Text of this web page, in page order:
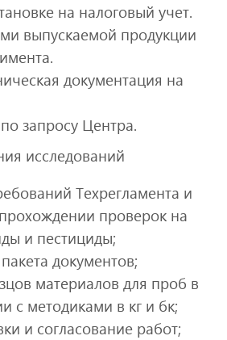
на налоговый учет.
выпускаемой продукции
документация на
запросу Центра.
исследований
Техрегламента и
проверок на
и пестициды;
документов;
материалов для проб в
с методиками в кг и бк;
и согласование работ;